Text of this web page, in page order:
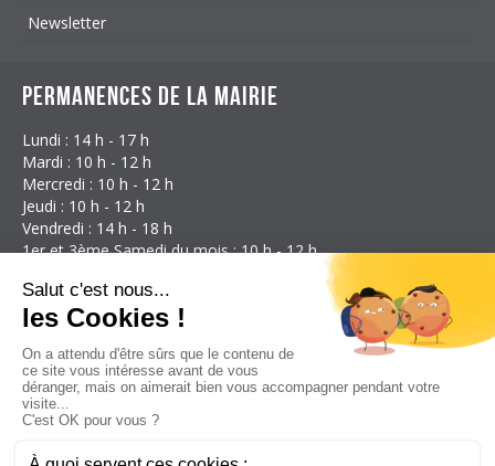
Newsletter
Permanences de la mairie
Lundi : 14 h - 17 h
Mardi : 10 h - 12 h
Mercredi : 10 h - 12 h
Jeudi : 10 h - 12 h
Vendredi : 14 h - 18 h
1er et 3ème Samedi du mois : 10 h - 12 h
Mairie d'Étalans
3 Rue des Granges
25580 Étalans
France